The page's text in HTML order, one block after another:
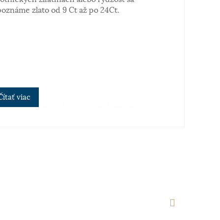
zlato od 9 Ct až po 24Ct.
prevažne dizajnovou záležitosťou a
viac